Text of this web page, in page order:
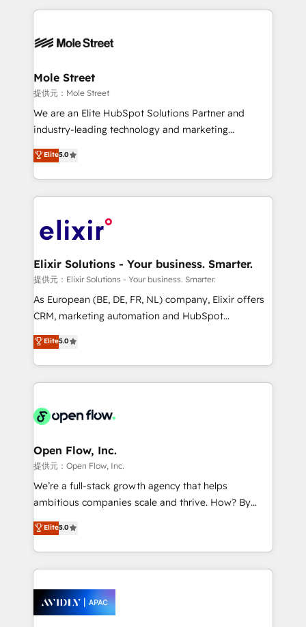
Integrations; complex builds delivered in weeks, not
workflows; automation agents; process optimization
Healthcare: HIPAA implementations; secure data
workflows 💼 Financial Services: compliant
workflows; audit-ready reporting ⚖️ Legal: client
intake; pipeline and document workflows 🛒 E-
revenue automation 🏢 Real Estate: deal pipelines;
portfolio and lifecycle management 🏭
HIPAA-aware; CASL-compliant; GDPR-ready
implementations where required 💡 Why 500+
built to scale.
Mole Street
提供元：Mole Street
We are an Elite HubSpot Solutions Partner and
industry-leading technology and marketing
consultancy. Our focus is on enterprise and mid-
market B2B companies globally that want a strategic
approach to execute their goals through creative
applications of our solutions; Technical HubSpot
Design, Migrations + Integrations. Mole Street’s
greatness, which is achieved through creating
absolute clarity, derived from a well-defined
strategy, executed well, and reported on with clear
results. The culture is driven by core values; Joy, Grit,
Mindedness, and Clarity. We are driven to win for the
collective good of the company and its clientele, and
things are happening.
Elite5.0
Elixir Solutions - Your business. Smarter.
提供元：Elixir Solutions - Your business. Smarter.
As European (BE, DE, FR, NL) company, Elixir offers
CRM, marketing automation and HubSpot
integration products and services to mid-market
and enterprise customers. We ensure that your sales,
service and marketing department operates in the
most effective way, while at the same time
integrated buyers journey. Elixir is located in
and Amsterdam. Elixir is a first mover and leader
when it comes to HubSpot sales and service
implementations, highly renowned for our business
acumen, process (re-)design experience and a
integrate HubSpot with complex solutions like SAP,
MicroSoft, custom solutions,... Our company also has
Retail execution, CPQ, customer portals and
HubSpot CMS developments. And we're champions
Elite5.0
Open Flow, Inc.
提供元：Open Flow, Inc.
We’re a full-stack growth agency that helps
ambitious companies scale and thrive. How? By
upgrading and streamlining every single revenue-
generating aspect of your business. We’re proud
HubSpot Elite Solutions Partners and devout CRM
nerds who can harness HubSpot’s custom digital
experience. Working hand-in-hand with your team,
we’ll assemble a RevOps machine that drives more
Elite5.0